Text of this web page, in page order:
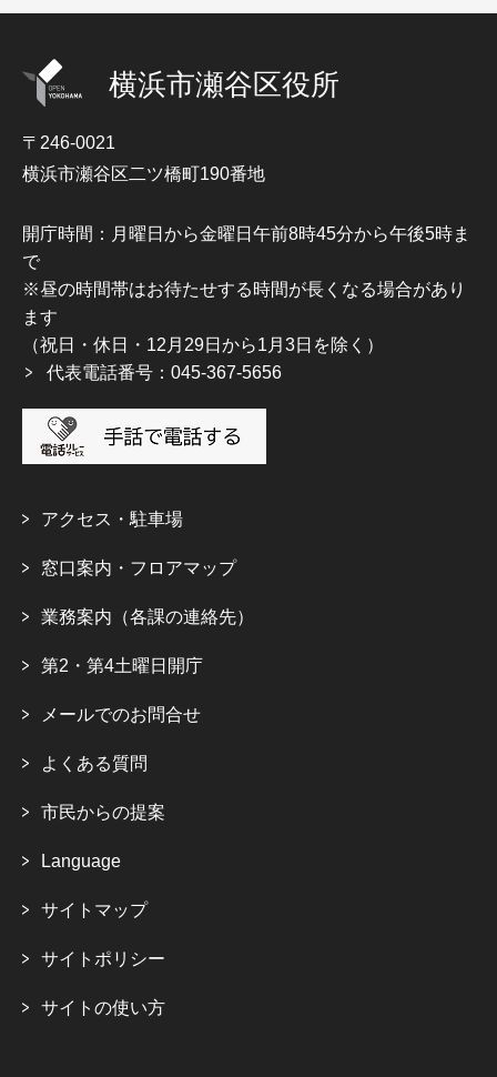
横浜市瀬谷区役所
〒246-0021
横浜市瀬谷区二ツ橋町190番地
開庁時間：月曜日から金曜日午前8時45分から午後5時ま
で
※昼の時間帯はお待たせする時間が長くなる場合があり
ます
（祝日・休日・12月29日から1月3日を除く）
代表電話番号：045-367-5656
アクセス・駐車場
窓口案内・フロアマップ
業務案内（各課の連絡先）
第2・第4土曜日開庁
メールでのお問合せ
よくある質問
市民からの提案
Language
サイトマップ
サイトポリシー
サイトの使い方